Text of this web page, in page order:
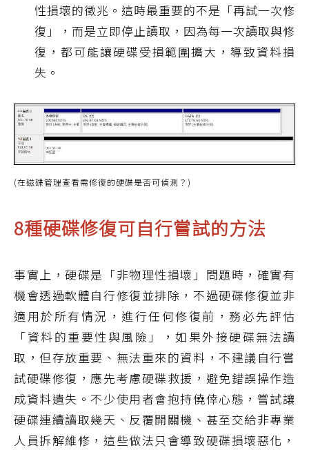
性損壞的徵兆。這時最重要的不是「再試一次修
復」，而是立即停止讀取，因為每一次讀取與修
復，都可能讓硬碟受損範圍擴大，導致資料損
失。
(在磁碟管理查看需修復的硬碟是否可偵測？)
8種硬碟修復可自行嘗試的方法
事實上，硬碟是「非物理性損壞」問題時，確實有
機會透過軟體自行修復並排除，不過硬碟修復並非
適用於所有情況，進行任何修復前，務必先評估
「資料的重要性與風險」，如果外接硬碟無法讀
取，但存放重要、無法重來的資料，不建議自行嘗
試硬碟修復，應先考慮硬碟救援，避免錯誤操作造
成資料遺失。不少使用者會抱持僥倖心態，嘗試讓
硬碟連續讀取幾天、反覆開關機、甚至交給非專業
人員拆解維修，這些做法只會導致硬碟損壞惡化，